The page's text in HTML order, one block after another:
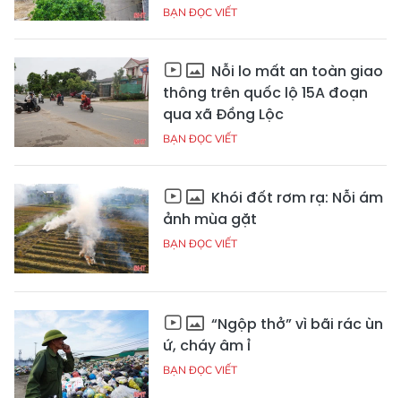
BẠN ĐỌC VIẾT
Nỗi lo mất an toàn giao
thông trên quốc lộ 15A đoạn
qua xã Đồng Lộc
BẠN ĐỌC VIẾT
Khói đốt rơm rạ: Nỗi ám
ảnh mùa gặt
BẠN ĐỌC VIẾT
“Ngộp thở” vì bãi rác ùn
ứ, cháy âm ỉ
BẠN ĐỌC VIẾT